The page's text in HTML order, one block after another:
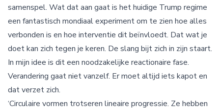
samenspel. Wat dat aan gaat is het huidige Trump regime
een fantastisch mondiaal experiment om te zien hoe alles
verbonden is en hoe interventie dit beïnvloedt. Dat wat je
doet kan zich tegen je keren. De slang bijt zich in zijn staart.
In mijn idee is dit een noodzakelijke reactionaire fase.
Verandering gaat niet vanzelf. Er moet altijd iets kapot en
dat verzet zich.
‘Circulaire vormen trotseren lineaire progressie. Ze hebben